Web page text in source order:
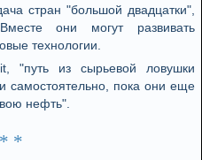
стран "большой двадцатки",
они могут развивать
технологии.
"путь из сырьевой ловушки
самостоятельно, пока они еще
нефть".
*